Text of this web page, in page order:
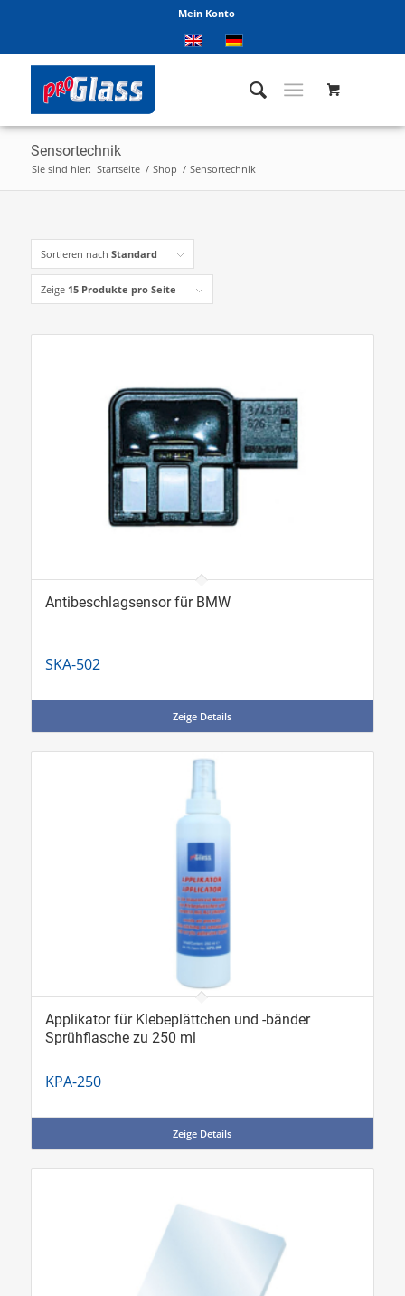
Mein Konto
Sensortechnik
Sie sind hier: Startseite / Shop / Sensortechnik
Sortieren nach Standard
Zeige 15 Produkte pro Seite
Antibeschlagsensor für BMW
SKA-502
Zeige Details
Applikator für Klebeplättchen und -bänder
Sprühflasche zu 250 ml
KPA-250
Zeige Details